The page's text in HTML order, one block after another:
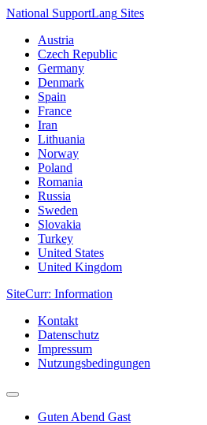
National SupportLang Sites
Austria
Czech Republic
Germany
Denmark
Spain
France
Iran
Lithuania
Norway
Poland
Romania
Russia
Sweden
Slovakia
Turkey
United States
United Kingdom
SiteCurr: Information
Kontakt
Datenschutz
Impressum
Nutzungsbedingungen
Guten Abend Gast